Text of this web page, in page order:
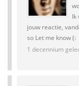
Ik
jouw reactie,
so Let me know (:
1 decennium